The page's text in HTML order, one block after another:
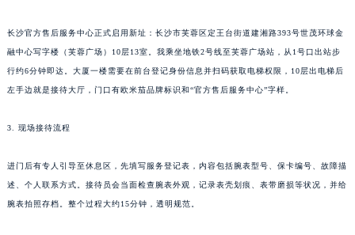
长沙官方售后服务中心正式启用新址：长沙市芙蓉区定王台街道建湘路393号世茂环球金
融中心写字楼（芙蓉广场）10层13室。我乘坐地铁2号线至芙蓉广场站，从1号口出站步
行约6分钟即达。大厦一楼需要在前台登记身份信息并扫码获取电梯权限，10层出电梯后
左手边就是接待大厅，门口有欧米茄品牌标识和“官方售后服务中心”字样。
3. 现场接待流程
进门后有专人引导至休息区，先填写服务登记表，内容包括腕表型号、保卡编号、故障描
述、个人联系方式。接待员会当面检查腕表外观，记录表壳划痕、表带磨损等状况，并给
腕表拍照存档。整个过程大约15分钟，透明规范。